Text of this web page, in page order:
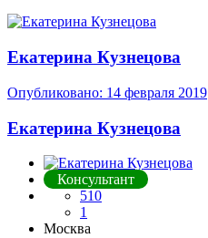
Екатерина Кузнецова
Опубликовано: 14 февраля 2019
Екатерина Кузнецова
Консультант
510
1
Москва